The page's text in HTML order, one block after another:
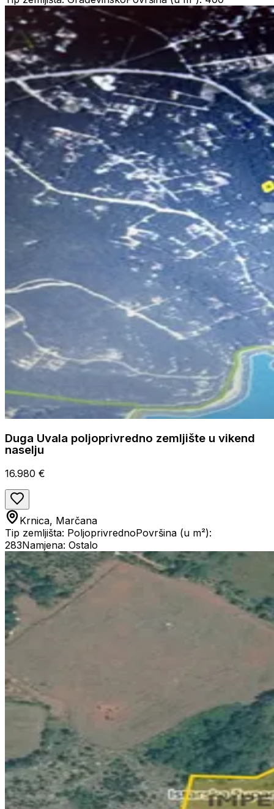
Duga Uvala poljoprivredno zemljište u vikend
naselju
16.980 €
Krnica, Marčana
Tip zemljišta: PoljoprivrednoPovršina (u m²):
283Namjena: Ostalo